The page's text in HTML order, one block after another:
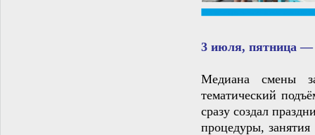
3 июля, пятница —
Медиана смены
тематический
сразу создал
процедуры,